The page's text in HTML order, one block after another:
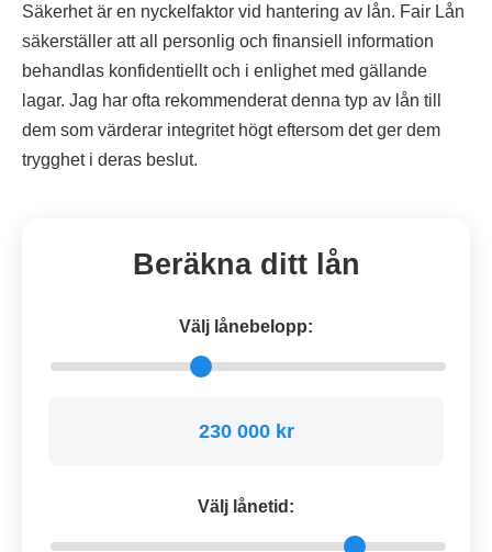
Säkerhet är en nyckelfaktor vid hantering av lån. Fair Lån
säkerställer att all personlig och finansiell information
behandlas konfidentiellt och i enlighet med gällande
lagar. Jag har ofta rekommenderat denna typ av lån till
dem som värderar integritet högt eftersom det ger dem
trygghet i deras beslut.
Beräkna ditt lån
Välj lånebelopp:
230 000 kr
Välj lånetid: